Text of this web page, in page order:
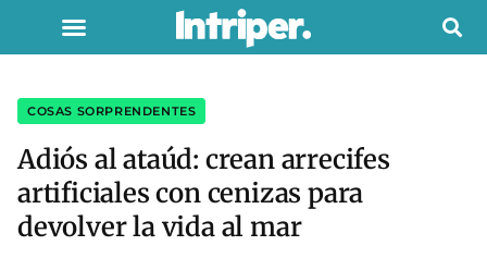
COSAS SORPRENDENTES
Adiós al ataúd: crean arrecifes
artificiales con cenizas para
devolver la vida al mar